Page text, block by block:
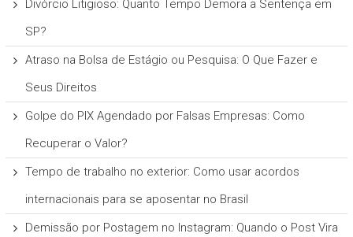
Divórcio Litigioso: Quanto Tempo Demora a Sentença em
SP?
Atraso na Bolsa de Estágio ou Pesquisa: O Que Fazer e
Seus Direitos
Golpe do PIX Agendado por Falsas Empresas: Como
Recuperar o Valor?
Tempo de trabalho no exterior: Como usar acordos
internacionais para se aposentar no Brasil
Demissão por Postagem no Instagram: Quando o Post Vira